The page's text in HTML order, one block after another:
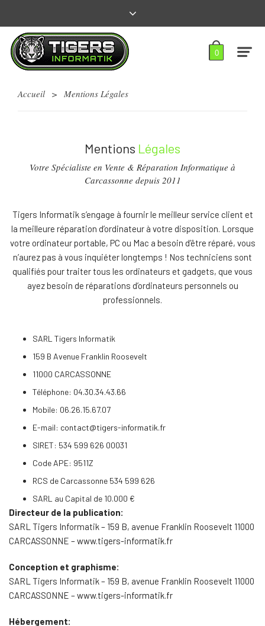
0
Accueil > Mentions Légales
Mentions Légales
Votre Spécialiste en Vente & Réparation Informatique à
Carcassonne depuis 2011
Tigers Informatik s’engage à fournir le meilleur service client et
la meilleure réparation d’ordinateur à votre disposition. Lorsque
votre ordinateur portable, PC ou Mac a besoin d’être réparé, vous
n’aurez pas à vous inquiéter longtemps ! Nos techniciens sont
qualifiés pour traiter tous les ordinateurs et gadgets, que vous
ayez besoin de réparations d’ordinateurs personnels ou
professionnels.
SARL Tigers Informatik
159 B Avenue Franklin Roosevelt
11000 CARCASSONNE
Téléphone: 04.30.34.43.66
Mobile: 06.26.15.67.07
E-mail: contact@tigers-informatik.fr
SIRET: 534 599 626 00031
Code APE: 9511Z
RCS de Carcassonne 534 599 626
SARL au Capital de 10.000 €
Directeur de la publication:
SARL Tigers Informatik – 159 B, avenue Franklin Roosevelt 11000
CARCASSONNE –www.tigers-informatik.fr
Conception et graphisme:
SARL Tigers Informatik – 159 B, avenue Franklin Roosevelt 11000
CARCASSONNE –www.tigers-informatik.fr
Hébergement: